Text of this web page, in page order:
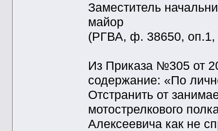
Заместитель
майор
(РГВА, ф. 38650, оп.1,
Из Приказа №305 от
содержание: «По
Отстранить от
мотострелкового
Алексеевича как не